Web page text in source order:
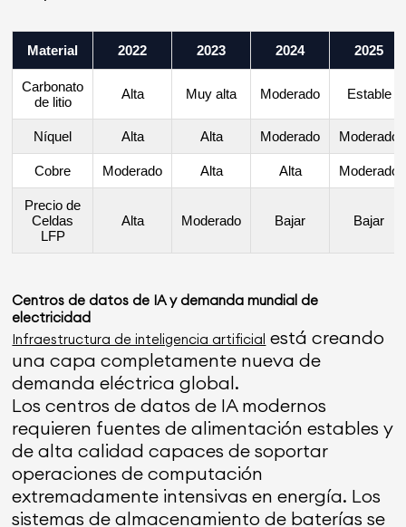
Material 2022 2023 2024 2025
Carbonato
de litio
Alta Muy alta Moderado Estable
Níquel Alta Alta Moderado Moderado
Cobre Moderado Alta Alta Moderado
Precio de
Celdas
LFP
Alta Moderado Bajar Bajar
Centros de datos de IA y demanda mundial de
electricidad
Infraestructura de inteligencia artificial está creando
una capa completamente nueva de
demanda eléctrica global.
Los centros de datos de IA modernos
requieren fuentes de alimentación estables y
de alta calidad capaces de soportar
operaciones de computación
extremadamente intensivas en energía. Los
sistemas de almacenamiento de baterías se